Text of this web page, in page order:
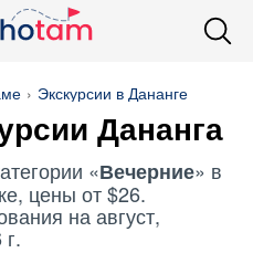
Экскурсии в Дананге
Дананга
«Вечерние» в
цены от $26.
на август,